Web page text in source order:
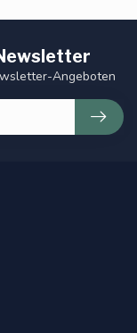
Angeboten